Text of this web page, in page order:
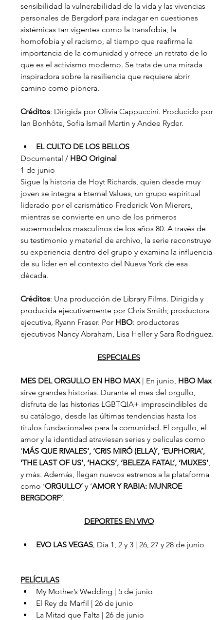
sensibilidad la vulnerabilidad de la vida y las vivencias
personales de Bergdorf para indagar en cuestiones
sistémicas tan vigentes como la transfobia, la
homofobia y el racismo, al tiempo que reafirma la
importancia de la comunidad y ofrece un retrato de lo
que es el activismo moderno. Se trata de una mirada
inspiradora sobre la resiliencia que requiere abrir
camino como pionera.
Créditos: Dirigida por Olivia Cappuccini. Producido por
Ian Bonhôte, Sofia Ismail Martin y Andee Ryder.
EL CULTO DE LOS BELLOS
Documental / HBO Original
1 de junio
Sigue la historia de Hoyt Richards, quien desde muy
joven se integra a Eternal Values, un grupo espiritual
liderado por el carismático Frederick Von Mierers,
mientras se convierte en uno de los primeros
supermodelos masculinos de los años 80. A través de
su testimonio y material de archivo, la serie reconstruye
su experiencia dentro del grupo y examina la influencia
de su líder en el contexto del Nueva York de esa
década.
Créditos: Una producción de Library Films. Dirigida y
producida ejecutivamente por Chris Smith; productora
ejecutiva, Ryann Fraser. Por HBO: productores
ejecutivos Nancy Abraham, Lisa Heller y Sara Rodriguez.
ESPECIALES
MES DEL ORGULLO EN HBO MAX | En junio, HBO Max
sirve grandes historias. Durante el mes del orgullo,
disfruta de las historias LGBTQIA+ imprescindibles de
su catálogo, desde las últimas tendencias hasta los
títulos fundacionales para la comunidad. El orgullo, el
amor y la identidad atraviesan series y películas como
‘MÁS QUE RIVALES’, ‘CRIS MIRÓ (ELLA)’, ‘EUPHORIA’,
‘THE LAST OF US’, ‘HACKS’, ‘BELEZA FATAL’, ‘MUXES’,
y más. Además, llegan nuevos estrenos a la plataforma
como ‘ORGULLO’ y ‘AMOR Y RABIA: MUNROE
BERGDORF’.
DEPORTES EN VIVO
EVO LAS VEGAS, Día 1, 2 y 3 | 26, 27 y 28 de junio
PELÍCULAS
My Mother’s Wedding | 5 de junio
El Rey de Marfil | 26 de junio
La Mitad que Falta | 26 de junio